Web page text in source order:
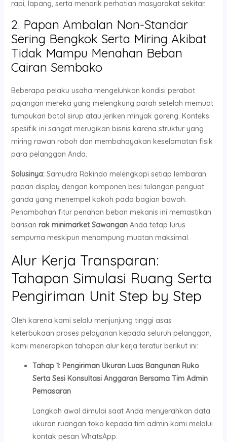
rapi, lapang, serta menarik perhatian masyarakat sekitar.
2. Papan Ambalan Non-Standar
Sering Bengkok Serta Miring Akibat
Tidak Mampu Menahan Beban
Cairan Sembako
Beberapa pelaku usaha mengeluhkan kondisi perabot
pajangan mereka yang melengkung parah setelah memuat
tumpukan botol sirup atau jeriken minyak goreng. Konteks
spesifik ini sangat merugikan bisnis karena struktur yang
miring rawan roboh dan membahayakan keselamatan fisik
para pelanggan Anda.
Solusinya:Samudra Rakindo melengkapi setiap lembaran
papan display dengan komponen besi tulangan penguat
ganda yang menempel kokoh pada bagian bawah.
Penambahan fitur penahan beban mekanis ini memastikan
barisan rak minimarket SawanganAnda tetap lurus
sempurna meskipun menampung muatan maksimal.
Alur Kerja Transparan:
Tahapan Simulasi Ruang Serta
Pengiriman Unit Step by Step
Oleh karena kami selalu menjunjung tinggi asas
keterbukaan proses pelayanan kepada seluruh pelanggan,
kami menerapkan tahapan alur kerja teratur berikut ini:
Tahap 1: Pengiriman Ukuran Luas Bangunan Ruko
Serta Sesi Konsultasi Anggaran Bersama Tim Admin
Pemasaran
Langkah awal dimulai saat Anda menyerahkan data
ukuran ruangan toko kepada tim admin kami melalui
kontak pesan WhatsApp.